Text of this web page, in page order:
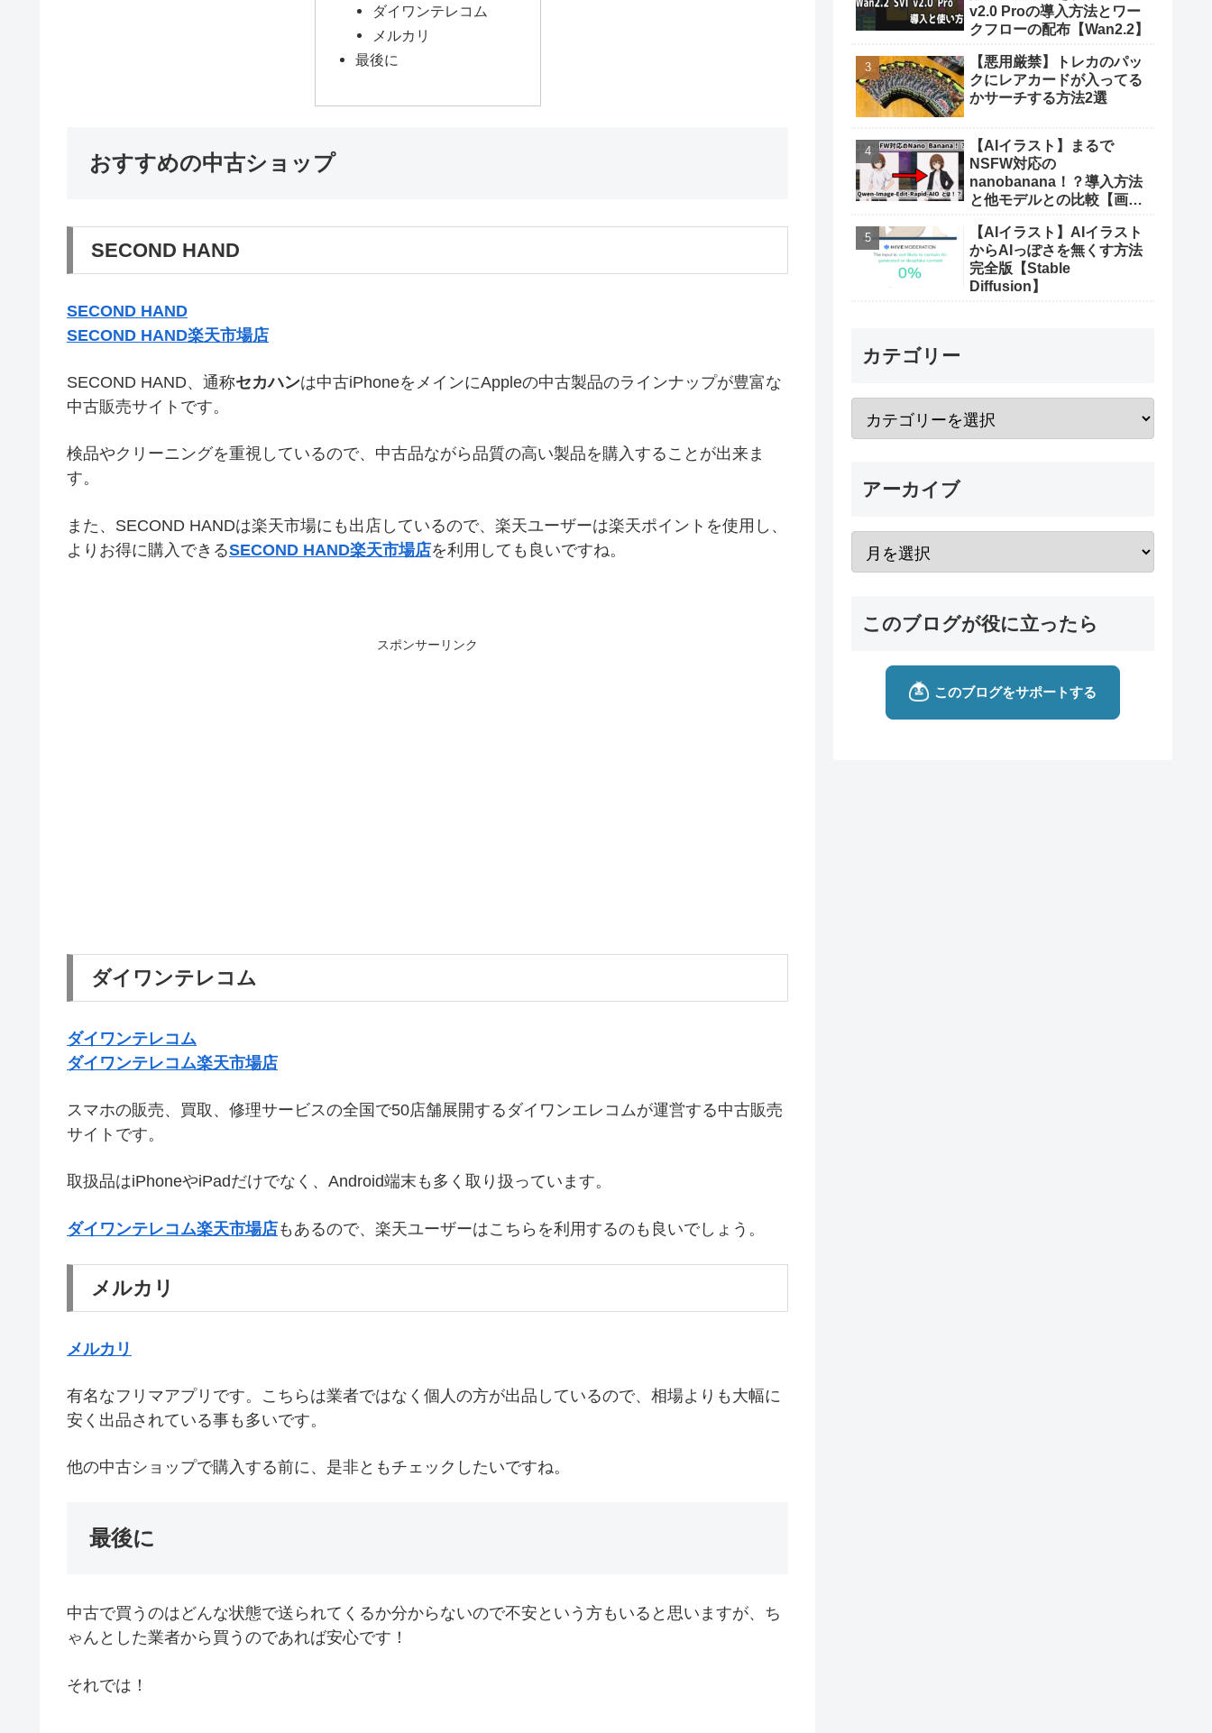
ダイワンテレコム
メルカリ
最後に
おすすめの中古ショップ
SECOND HAND
SECOND HAND
SECOND HAND楽天市場店
SECOND HAND、通称セカハンは中古iPhoneをメインにAppleの中古製品のラインナップが豊富な
中古販売サイトです。
検品やクリーニングを重視しているので、中古品ながら品質の高い製品を購入することが出来ま
す。
また、SECOND HANDは楽天市場にも出店しているので、楽天ユーザーは楽天ポイントを使用し、
よりお得に購入できるSECOND HAND楽天市場店を利用しても良いですね。
スポンサーリンク
ダイワンテレコム
ダイワンテレコム
ダイワンテレコム楽天市場店
スマホの販売、買取、修理サービスの全国で50店舗展開するダイワンエレコムが運営する中古販売
サイトです。
取扱品はiPhoneやiPadだけでなく、Android端末も多く取り扱っています。
ダイワンテレコム楽天市場店もあるので、楽天ユーザーはこちらを利用するのも良いでしょう。
メルカリ
メルカリ
有名なフリマアプリです。こちらは業者ではなく個人の方が出品しているので、相場よりも大幅に
安く出品されている事も多いです。
他の中古ショップで購入する前に、是非ともチェックしたいですね。
最後に
中古で買うのはどんな状態で送られてくるか分からないので不安という方もいると思いますが、ち
ゃんとした業者から買うのであれば安心です！
それでは！
v2.0 Proの導入方法とワー
クフローの配布【Wan2.2】
【悪用厳禁】トレカのパッ
クにレアカードが入ってる
かサーチする方法2選
【AIイラスト】まるで
NSFW対応の
nanobanana！？導入方法
と他モデルとの比較【画像
【AIイラスト】AIイラスト
からAIっぽさを無くす方法
完全版【Stable
Diffusion】
カテゴリー
アーカイブ
このブログが役に立ったら